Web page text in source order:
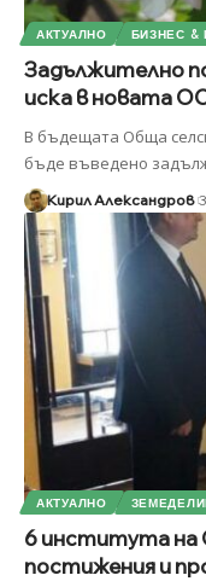
АКТУАЛНО БИЗНЕС &
Задължително
иска в новата
В бъдещата Обща
бъде въведено
Кирил Александров
АКТУАЛНО
6 института на
постижения и